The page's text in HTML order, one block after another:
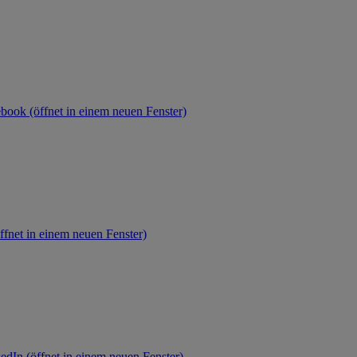
(öffnet in einem neuen Fenster)
in einem neuen Fenster)